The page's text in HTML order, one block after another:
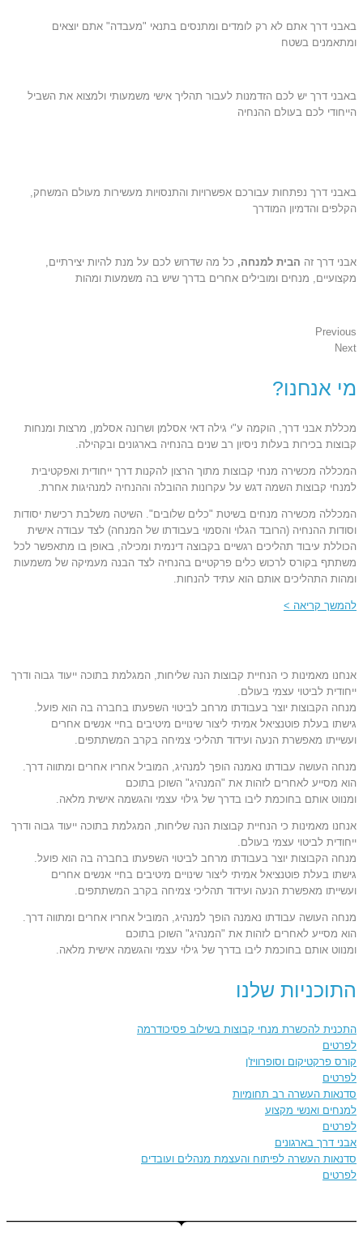
באבני דרך אתם לא רק לומדים ומתנסים בתנאי "מעבדה" אתם יוצאים
ומתאמנים בשטח
באבני דרך יש לכם הזדמנות לעבור תהליך אישי משמעותי ולמצוא את השביל
הייחודי לכם בעולם ההנחיה
באבני דרך נפתחות עבורכם אפשרויות והתנסויות מעשירות מעולם המשחק,
הקלפים והדמיון המודרך
אבני דרך זה הבית למנחה, כל מה שדרוש לכם על מנת להיות יצירתיים,
מקצועיים, מנחים ומובילים אחרים בדרך שיש בה משמעות ומהות
Previous
Next
מי אנחנו?
מכללת אבני דרך, הוקמה ע"י גילה דאי אסלמן ושרונה אסלמן, מרצות ומנחות
קבוצות בכירות בעלות ניסיון רב שנים בהנחיה בארגונים ובקהילה.
המכללה מכשירה מנחי קבוצות מתוך הרצון להקנות דרך ייחודית ואפקטיבית
למנחי קבוצות השמה דגש על עקרונות ההובלה וההנחיה למנהיגות אחרת.
המכללה מכשירה מנחים בשיטת "כלים שלובים". השיטה משלבת רכישת יסודות
וסודות ההנחיה (הרובד הגלוי והסמוי בעבודתו של המנחה) לצד עבודה אישית
הכוללת עיבוד תהליכים רגשיים בקבוצה דינמית ומכילה, באופן בו מתאפשר לכל
משתתף בקורס לרכוש כלים פרקטיים בהנחיה לצד הבנה מעמיקה של משמעות
ומהות התהליכים אותם הוא עתיד להנחות.
להמשך קריאה >
אנחנו מאמינות כי הנחיית קבוצות הנה שליחות, המגלמת בתוכה ייעוד גבוה ודרך
ייחודית לביטוי עצמי בעולם.
מנחה הקבוצות יוצר בעבודתו מרחב לביטוי השפעתו בחברה בה הוא פועל.
גישתו בעלת פוטנציאל אמיתי ליצור שינויים מיטיבים בחיי אנשים אחרים
ועשייתו מאפשרת הנעה ועידוד תהליכי צמיחה בקרב המשתתפים.
מנחה העושה עבודתו נאמנה הופך למנהיג, המוביל אחריו אחרים ומתווה דרך.
הוא מסייע לאחרים לזהות את "המנהיג" השוכן בתוכם
ומנווט אותם בחוכמת ליבו בדרך של גילוי עצמי והגשמה אישית מלאה.
אנחנו מאמינות כי הנחיית קבוצות הנה שליחות, המגלמת בתוכה ייעוד גבוה ודרך
ייחודית לביטוי עצמי בעולם.
מנחה הקבוצות יוצר בעבודתו מרחב לביטוי השפעתו בחברה בה הוא פועל.
גישתו בעלת פוטנציאל אמיתי ליצור שינויים מיטיבים בחיי אנשים אחרים
ועשייתו מאפשרת הנעה ועידוד תהליכי צמיחה בקרב המשתתפים.
מנחה העושה עבודתו נאמנה הופך למנהיג, המוביל אחריו אחרים ומתווה דרך.
הוא מסייע לאחרים לזהות את "המנהיג" השוכן בתוכם
ומנווט אותם בחוכמת ליבו בדרך של גילוי עצמי והגשמה אישית מלאה.
התוכניות שלנו
התכנית להכשרת מנחי קבוצות בשילוב פסיכודרמה
לפרטים
קורס פרקטיקום וסופרוויז'ן
לפרטים
סדנאות העשרה רב תחומיות
למנחים ואנשי מקצוע
לפרטים
אבני דרך בארגונים
סדנאות העשרה לפיתוח והעצמת מנהלים ועובדים
לפרטים